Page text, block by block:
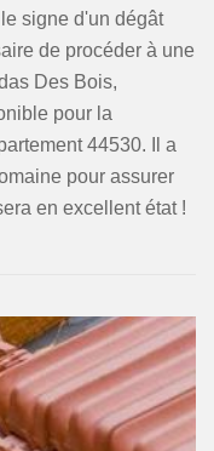
signe d'un dégât
de procéder à une
Des Bois,
pour la
44530. Il a
pour assurer
en excellent état !